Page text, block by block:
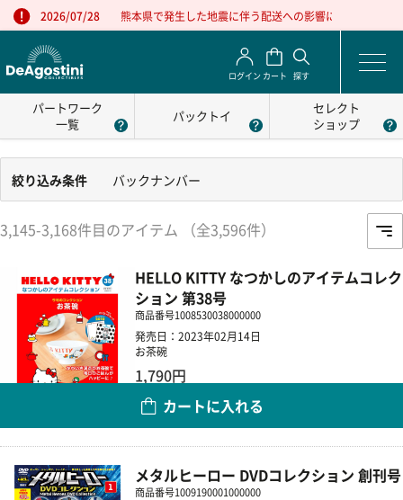
2026/07/28 熊本県で発生した地震に伴う配送への影響について
ログイン カート 探す
パートワーク
一覧
パックトイ
セレクト
ショップ
絞り込み条件 バックナンバー
3,145-3,168件目のアイテム （全3,596件）
HELLO KITTY なつかしのアイテムコレク
ション 第38号
商品番号1008530038000000
発売日：2023年02月14日
お茶碗
1,790円
カートに入れる
メタルヒーロー DVDコレクション 創刊号
商品番号1009190001000000